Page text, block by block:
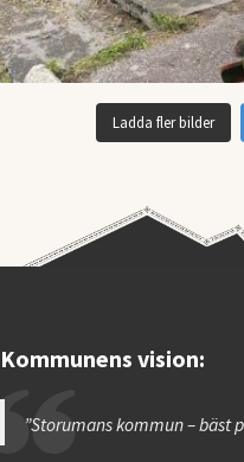
Ladda fler bilder
Kommunens vision:
”Storumans kommun – bäst